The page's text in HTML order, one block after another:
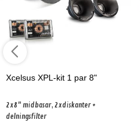
Xcelsus XPL-kit 1 par 8"
2x8" midbasar, 2xdiskanter +
delningsfilter